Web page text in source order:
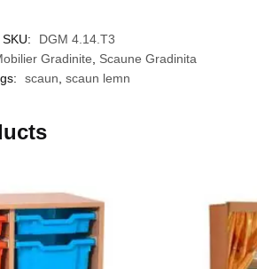
SKU:
DGM 4.14.T3
Gradinite
Scaune Gradinita
scaun scaun lemn